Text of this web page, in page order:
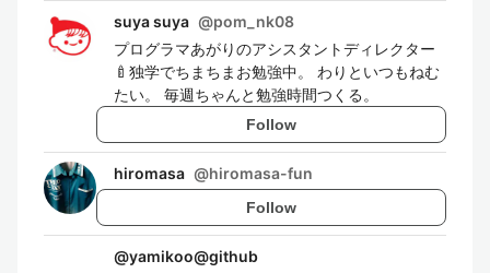
suya suya @pom_nk08
プログラマあがりのアシスタントディレクター
🍼独学でちまちまお勉強中。 わりといつもねむ
たい。 毎週ちゃんと勉強時間つくる。
Follow
hiromasa @hiromasa-fun
Follow
@yamikoo@github